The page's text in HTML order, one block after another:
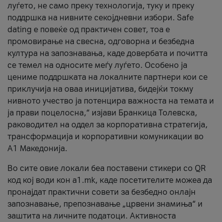
луѓето, не само преку технологија, туку и преку
поддршка на нивните секојдневни избори. Safe
dating е повеќе од практичен совет, тоа е
промовирање на свесна, одговорна и безбедна
култура на запознавања, каде довербата и почитта
се темел на односите меѓу луѓето. Особено ја
цениме поддршката на локалните партнери кои се
приклучија на оваа иницијатива, бидејќи токму
нивното учество ја потенцира важноста на темата и
ја прави поцелосна,“ изјави Бранкица Толевска,
раководител на оддел за корпоративна стратегија,
трансформација и корпоративни комуникации во
А1 Македонија.
Во сите овие локали беа поставени стикери со QR
код кој води кон a1.mk, каде посетителите можеа да
пронајдат практични совети за безбедно онлајн
запознавање, препознавање „црвени знамиња“ и
заштита на личните податоци. Активноста